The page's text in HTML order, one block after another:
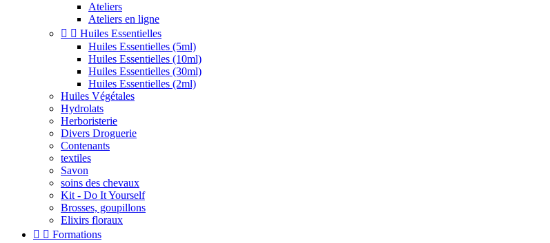
Ateliers
Ateliers en ligne
  Huiles Essentielles
Huiles Essentielles (5ml)
Huiles Essentielles (10ml)
Huiles Essentielles (30ml)
Huiles Essentielles (2ml)
Huiles Végétales
Hydrolats
Herboristerie
Divers Droguerie
Contenants
textiles
Savon
soins des chevaux
Kit - Do It Yourself
Brosses, goupillons
Elixirs floraux
  Formations